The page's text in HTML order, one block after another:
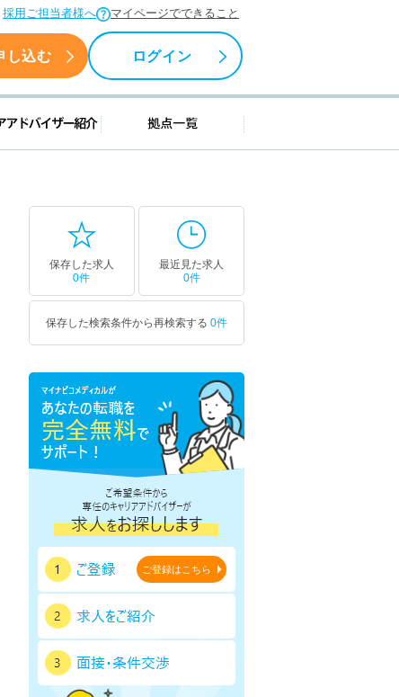
採用ご担当者様へ マイページでできること
し込む ログイン
情報 キャリアアドバイザー紹介 拠点一覧
保存した求人
0件
最近見た求人
0件
保存した検索条件から再検索する 0件
ご登録はこちら